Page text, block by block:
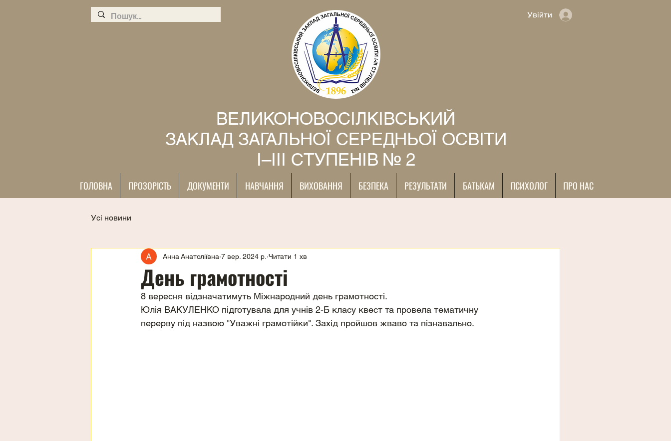
Увійти
ВЕЛИКОНОВОСІЛКІВСЬКИЙ
ЗАКЛАД ЗАГАЛЬНОЇ СЕРЕДНЬОЇ ОСВІТИ
І–ІІІ СТУПЕНІВ № 2
ГОЛОВНА ПРОЗОРІСТЬ ДОКУМЕНТИ НАВЧАННЯ ВИХОВАННЯ БЕЗПЕКА РЕЗУЛЬТАТИ БАТЬКАМ ПСИХОЛОГ ПРО НАС
Усі новини
День грамотності
Анна Анатоліївна 7 вер. 2024 р. Читати 1 хв
8 вересня відзначатимуть Міжнародний день грамотності.
Юлія ВАКУЛЕНКО підготувала для учнів 2-Б класу квест та провела тематичну
перерву під назвою "Уважні грамотійки". Захід пройшов жваво та пізнавально.